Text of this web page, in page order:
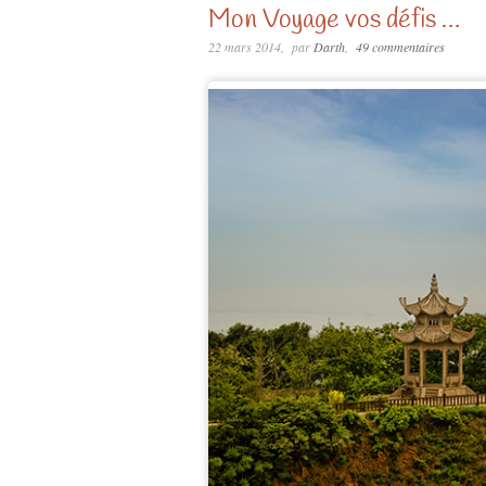
Mon Voyage vos défis …
22 mars 2014 par Darth 49 commentaires